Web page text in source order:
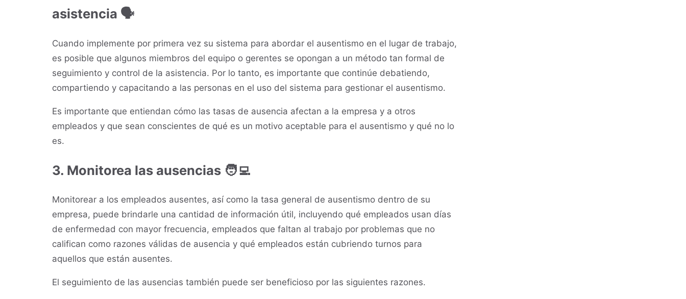
asistencia 🗣️
Cuando implemente por primera vez su sistema para abordar el ausentismo en el lugar de trabajo,
es posible que algunos miembros del equipo o gerentes se opongan a un método tan formal de
seguimiento y control de la asistencia. Por lo tanto, es importante que continúe debatiendo,
compartiendo y capacitando a las personas en el uso del sistema para gestionar el ausentismo.
Es importante que entiendan cómo las tasas de ausencia afectan a la empresa y a otros
empleados y que sean conscientes de qué es un motivo aceptable para el ausentismo y qué no lo
es.
3. Monitorea las ausencias 🧑‍💻
Monitorear a los empleados ausentes, así como la tasa general de ausentismo dentro de su
empresa, puede brindarle una cantidad de información útil, incluyendo qué empleados usan días
de enfermedad con mayor frecuencia, empleados que faltan al trabajo por problemas que no
califican como razones válidas de ausencia y qué empleados están cubriendo turnos para
aquellos que están ausentes.
El seguimiento de las ausencias también puede ser beneficioso por las siguientes razones.